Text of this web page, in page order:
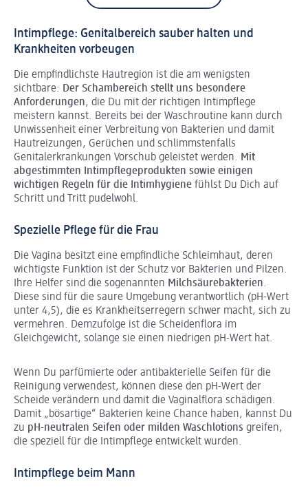
Intimpflege: Genitalbereich sauber halten und
Krankheiten vorbeugen
Die empfindlichste Hautregion ist die am wenigsten
sichtbare: Der Schambereich stellt uns besondere
Anforderungen, die Du mit der richtigen Intimpflege
meistern kannst. Bereits bei der Waschroutine kann durch
Unwissenheit einer Verbreitung von Bakterien und damit
Hautreizungen, Gerüchen und schlimmstenfalls
Genitalerkrankungen Vorschub geleistet werden. Mit
abgestimmten Intimpflegeprodukten sowie einigen
wichtigen Regeln für die Intimhygiene fühlst Du Dich auf
Schritt und Tritt pudelwohl.
Spezielle Pflege für die Frau
Die Vagina besitzt eine empfindliche Schleimhaut, deren
wichtigste Funktion ist der Schutz vor Bakterien und Pilzen.
Ihre Helfer sind die sogenannten Milchsäurebakterien.
Diese sind für die saure Umgebung verantwortlich (pH-Wert
unter 4,5), die es Krankheitserregern schwer macht, sich zu
vermehren. Demzufolge ist die Scheidenflora im
Gleichgewicht, solange sie einen niedrigen pH-Wert hat.
Wenn Du parfümierte oder antibakterielle Seifen für die
Reinigung verwendest, können diese den pH-Wert der
Scheide verändern und damit die Vaginalflora schädigen.
Damit „bösartige“ Bakterien keine Chance haben, kannst Du
zu pH-neutralen Seifen oder milden Waschlotions greifen,
die speziell für die Intimpflege entwickelt wurden.
Intimpflege beim Mann